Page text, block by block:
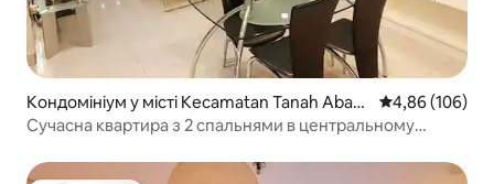
Кондомініум у місті Kecamatan Tanah Aban
g
Середня
4,86 (106)
Сучасна квартира з 2 спальнями в центральному